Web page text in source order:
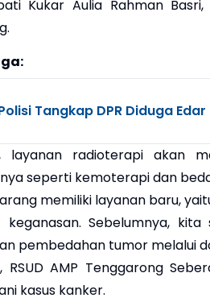
Kukar Aulia Rahman
Tangkap DPR Diduga
layanan radioterapi akan
seperti kemoterapi dan
memiliki layanan baru,
keganasan. Sebelumnya,
pembedahan tumor melalui
RSUD AMP Tenggarong
kasus kanker.